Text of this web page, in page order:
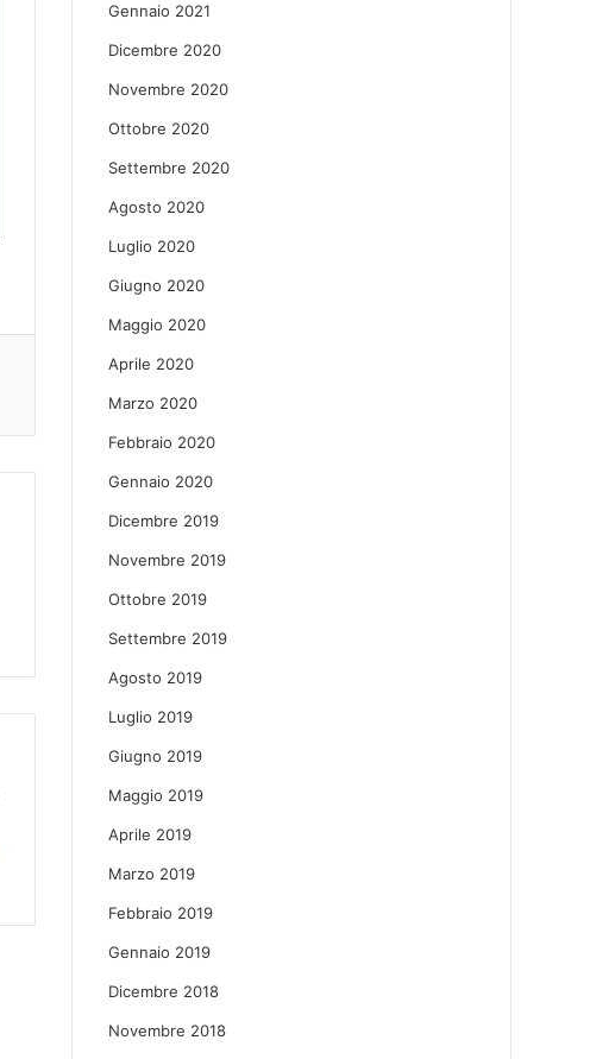
Gennaio 2021
Dicembre 2020
Novembre 2020
Ottobre 2020
Settembre 2020
Agosto 2020
Luglio 2020
Giugno 2020
Maggio 2020
Aprile 2020
Marzo 2020
Febbraio 2020
Gennaio 2020
Dicembre 2019
Novembre 2019
Ottobre 2019
Settembre 2019
Agosto 2019
Luglio 2019
Giugno 2019
Maggio 2019
Aprile 2019
Marzo 2019
Febbraio 2019
Gennaio 2019
Dicembre 2018
Novembre 2018